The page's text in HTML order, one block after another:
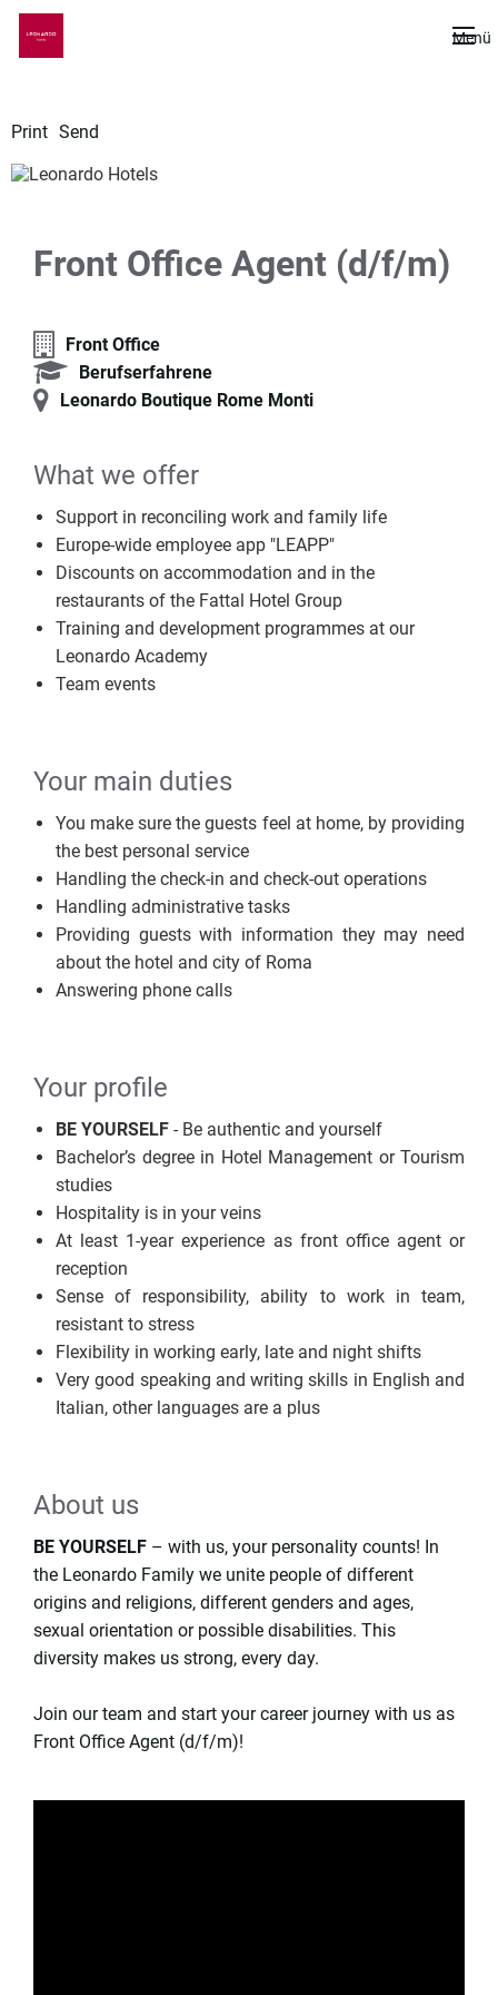
Menü
Print Send
Front Office Agent (d/f/m)
Front Office
Berufserfahrene
Leonardo Boutique Rome Monti
About us
BE YOURSELF – with us, your personality counts! In
the Leonardo Family we unite people of different
origins and religions, different genders and ages,
sexual orientation or possible disabilities. This
diversity makes us strong, every day.
Join our team and start your career journey with us as
Front Office Agent (d/f/m)!
What we offer
Support in reconciling work and family life
Europe-wide employee app "LEAPP"
Discounts on accommodation and in the
restaurants of the Fattal Hotel Group
Training and development programmes at our
Leonardo Academy
Team events
Your main duties
You make sure the guests feel at home, by providing
the best personal service
Handling the check-in and check-out operations
Handling administrative tasks
Providing guests with information they may need
about the hotel and city of Roma
Answering phone calls
Your profile
BE YOURSELF - Be authentic and yourself
Bachelor’s degree in Hotel Management or Tourism
studies
Hospitality is in your veins
At least 1-year experience as front office agent or
reception
Sense of responsibility, ability to work in team,
resistant to stress
Flexibility in working early, late and night shifts
Very good speaking and writing skills in English and
Italian, other languages are a plus